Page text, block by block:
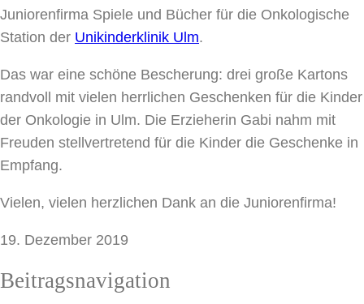
Juniorenfirma Spiele und Bücher für die Onkologische
Station der Unikinderklinik Ulm.
Das war eine schöne Bescherung: drei große Kartons
randvoll mit vielen herrlichen Geschenken für die Kinder
der Onkologie in Ulm. Die Erzieherin Gabi nahm mit
Freuden stellvertretend für die Kinder die Geschenke in
Empfang.
Vielen, vielen herzlichen Dank an die Juniorenfirma!
19. Dezember 2019
Beitragsnavigation